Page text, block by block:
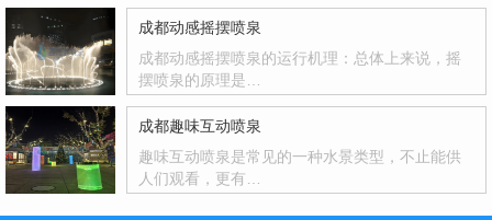
成都动感摇摆喷泉
成都动感摇摆喷泉的运行机理：总体上来说，摇
摆喷泉的原理是…
成都趣味互动喷泉
趣味互动喷泉是常见的一种水景类型，不止能供
人们观看，更有…